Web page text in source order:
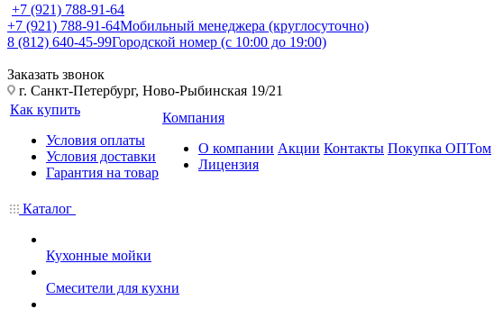
+7 (921) 788-91-64
+7 (921) 788-91-64Мобильный менеджера (круглосуточно)
8 (812) 640-45-99Городской номер (с 10:00 до 19:00)
Заказать звонок
г. Санкт-Петербург, Ново-Рыбинская 19/21
Как купить
Условия оплаты
Условия доставки
Гарантия на товар
Компания
О компании
Лицензия
Акции Контакты Покупка ОПТом
Каталог
Кухонные мойки
Смесители для кухни